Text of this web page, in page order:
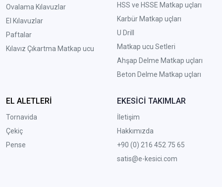
Ovalama Kılavuzlar
El Kılavuzlar
Paftalar
Kılavız Çıkartma Matkap ucu
HSS ve HSSE Matkap uçları
Karbür Matkap uçları
U Drill
Matkap ucu Setleri
Ahşap Delme Matkap uçları
Beton Delme Matkap uçları
EL ALETLERİ
Tornavida
Çekiç
Pense
EKESİCİ TAKIMLAR
İletişim
Hakkımızda
+90 (0) 216 452 75 65
satis@e-kesici.com